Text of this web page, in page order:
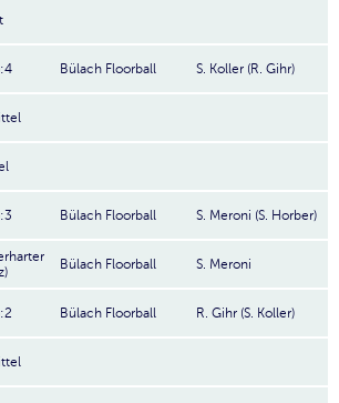
Bülach Floorball S. Koller (R. Gihr)
Bülach Floorball S. Meroni (S. Horber)
Bülach Floorball S. Meroni
Bülach Floorball R. Gihr (S. Koller)